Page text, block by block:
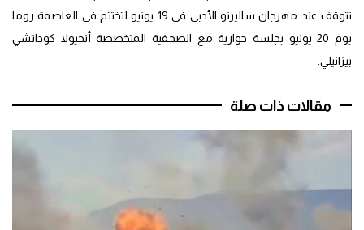
تتوقف عند مهرجان ساليرنو الأدبي في 19 يونيو لتختتم في العاصمة روما
يوم 20 يونيو بجلسة حوارية مع الصحفية المتخصصة أنجيولا كوداتشي
بيزانيلي.
مقالات ذات صلة